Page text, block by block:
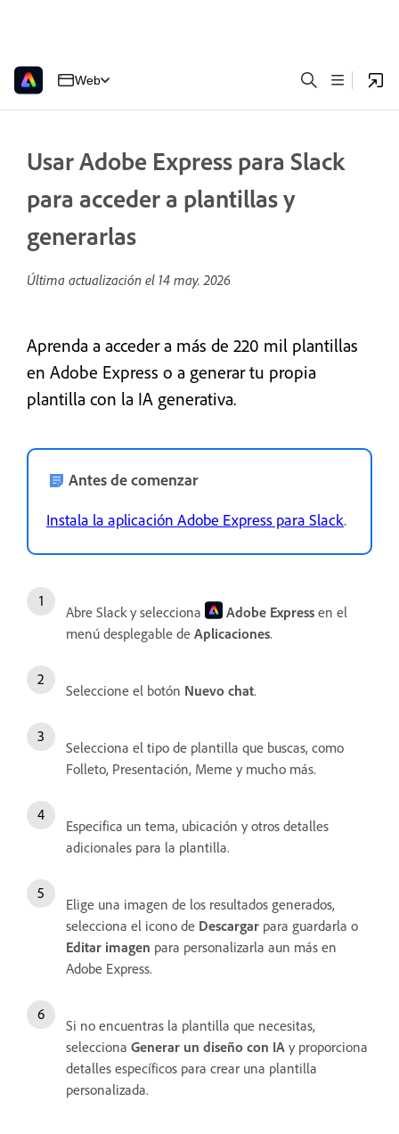
Web
Usar Adobe Express para Slack
para acceder a plantillas y
generarlas
Última actualización el 14 may. 2026
Aprenda a acceder a más de 220 mil plantillas
en Adobe Express o a generar tu propia
plantilla con la IA generativa.
Antes de comenzar
Instala la aplicación Adobe Express para Slack.
Abre Slack y selecciona Adobe Express en el
menú desplegable de Aplicaciones.
Seleccione el botón Nuevo chat.
Selecciona el tipo de plantilla que buscas, como
Folleto, Presentación, Meme y mucho más.
Especifica un tema, ubicación y otros detalles
adicionales para la plantilla.
Elige una imagen de los resultados generados,
selecciona el icono de Descargar para guardarla o
Editar imagen para personalizarla aun más en
Adobe Express.
Si no encuentras la plantilla que necesitas,
selecciona Generar un diseño con IA y proporciona
detalles específicos para crear una plantilla
personalizada.